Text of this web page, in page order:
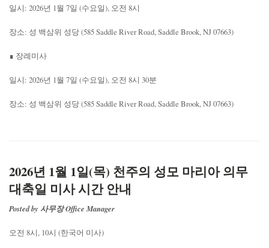
일시: 2026년 1월 7일 (수요일), 오전 8시
장소: 성 백삼위 성당 (585 Saddle River Road, Saddle Brook, NJ 07663)
∎ 장례미사
일시: 2026년 1월 7일 (수요일), 오전 8시 30분
장소: 성 백삼위 성당 (585 Saddle River Road, Saddle Brook, NJ 07663)
2026년 1월 1일(목) 천주의 성모 마리아 의무
대축일 미사 시간 안내
Posted by 사무장 Office Manager
오전 8시, 10시 (한국어 미사)